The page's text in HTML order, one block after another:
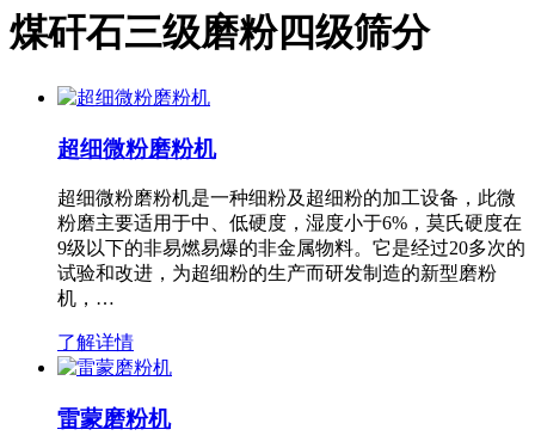
煤矸石三级磨粉四级筛分
超细微粉磨粉机
超细微粉磨粉机是一种细粉及超细粉的加工设备，此微
粉磨主要适用于中、低硬度，湿度小于6%，莫氏硬度在
9级以下的非易燃易爆的非金属物料。它是经过20多次的
试验和改进，为超细粉的生产而研发制造的新型磨粉
机，…
了解详情
雷蒙磨粉机